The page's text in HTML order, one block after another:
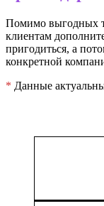
Помимо выгодных
клиентам
пригодиться, а
конкретной
* Данные